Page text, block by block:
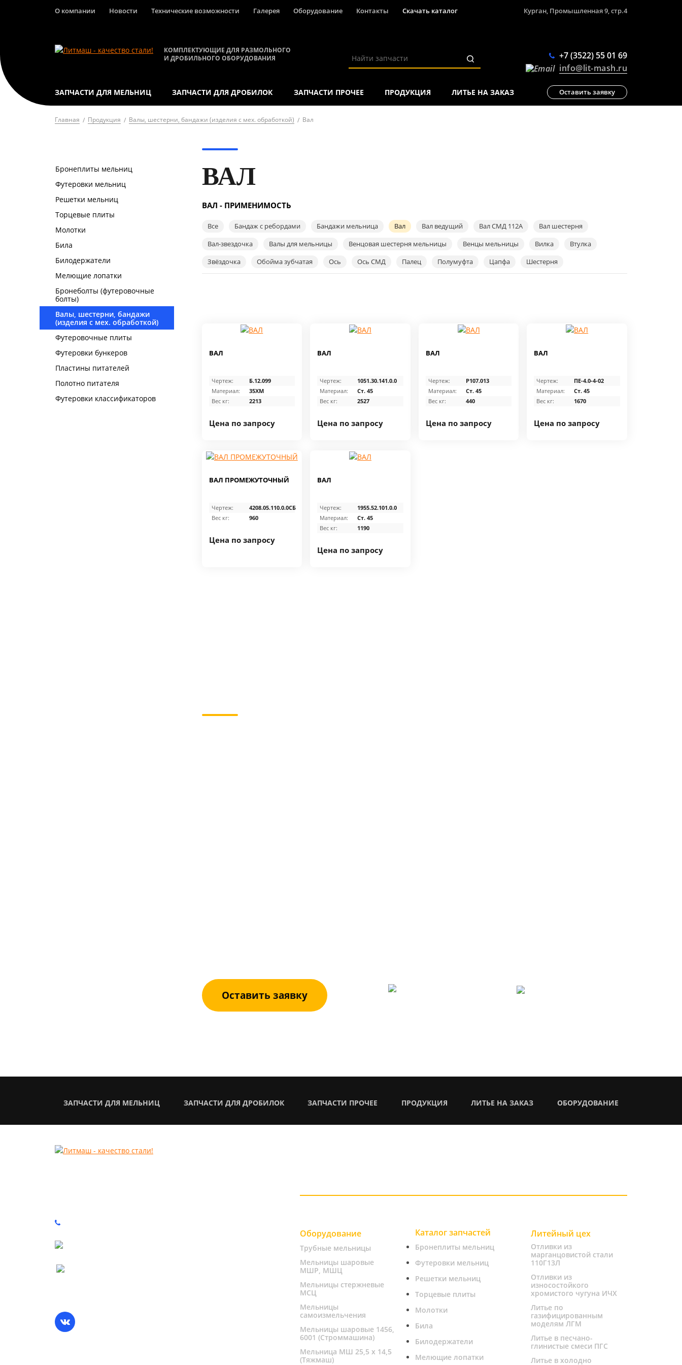
О компании Новости Технические возможности Галерея Оборудование Контакты Скачать каталог Курган, Промышленная 9, стр.4
КОМПЛЕКТУЮЩИЕ ДЛЯ РАЗМОЛЬНОГО
И ДРОБИЛЬНОГО ОБОРУДОВАНИЯ
+7 (3522) 55 01 69
info@lit-mash.ru
ЗАПЧАСТИ ДЛЯ МЕЛЬНИЦ ЗАПЧАСТИ ДЛЯ ДРОБИЛОК ЗАПЧАСТИ ПРОЧЕЕ ПРОДУКЦИЯ ЛИТЬЕ НА ЗАКАЗ Оставить заявку
Главная Продукция Валы, шестерни, бандажи (изделия с мех. обработкой) Вал
Бронеплиты мельниц
Футеровки мельниц
Решетки мельниц
Торцевые плиты
Молотки
Била
Билодержатели
Мелющие лопатки
Бронеболты (футеровочные
болты)
Валы, шестерни, бандажи
(изделия с мех. обработкой)
Футеровочные плиты
Футеровки бункеров
Пластины питателей
Полотно питателя
Футеровки классификаторов
ВАЛ
ВАЛ - ПРИМЕНИМОСТЬ
Все Бандаж с ребордами Бандажи мельница Вал Вал ведущий Вал СМД 112А
Вал шестерня
Вал-звездочка
Валы для мельницы Венцовая шестерня мельницы Венцы мельницы Вилка
Втулка
Звёздочка
Обойма зубчатая Ось Ось СМД Палец Полумуфта Цапфа Шестерня
ВАЛ
Чертеж:
Б.12.099
Материал:
35ХМ
Вес кг:
2213
Цена по запросу
ВАЛ
Чертеж:
1051.30.141.0.0
Материал:
Ст. 45
Вес кг:
2527
Цена по запросу
ВАЛ
Чертеж:
Р107.013
Материал:
Ст. 45
Вес кг:
440
Цена по запросу
ВАЛ
Чертеж:
ПЕ-4.0-4-02
Материал:
Ст. 45
Вес кг:
1670
Цена по запросу
ВАЛ ПРОМЕЖУТОЧНЫЙ
Чертеж:
4208.05.110.0.0СБ
Вес кг:
960
Цена по запросу
ВАЛ
Чертеж:
1955.52.101.0.0
Материал:
Ст. 45
Вес кг:
1190
Цена по запросу
Оставить заявку
ЗАПЧАСТИ ДЛЯ МЕЛЬНИЦ ЗАПЧАСТИ ДЛЯ ДРОБИЛОК ЗАПЧАСТИ ПРОЧЕЕ ПРОДУКЦИЯ ЛИТЬЕ НА ЗАКАЗ ОБОРУДОВАНИЕ
Оборудование
Трубные мельницы
Мельницы шаровые
МШР, МШЦ
Мельницы стержневые
МСЦ
Мельницы
самоизмельчения
Мельницы шаровые 1456,
6001 (Строммашина)
Мельница МШ 25,5 х 14,5
(Тяжмаш)
Каталог запчастей
Бронеплиты мельниц
Футеровки мельниц
Решетки мельниц
Торцевые плиты
Молотки
Била
Билодержатели
Мелющие лопатки
Литейный цех
Отливки из
марганцовистой стали
110Г13Л
Отливки из
износостойкого
хромистого чугуна ИЧХ
Литье по
газифицированным
моделям ЛГМ
Литье в песчано-
глинистые смеси ПГС
Литье в холодно